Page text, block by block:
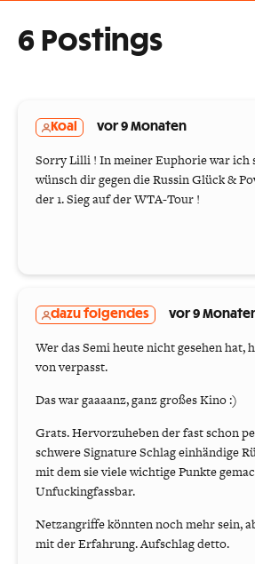
6 Postings
Koal vor 9 Monaten
Sorry Lilli ! In meiner Euphorie war ich
wünsch dir gegen die Russin Glück &
der 1. Sieg auf der WTA-Tour !
dazu folgendes vor 9
Wer das Semi heute nicht gesehen hat,
von verpasst.
Das war gaaaanz, ganz großes Kino :)
Grats. Hervorzuheben der fast schon
schwere Signature Schlag einhändige
mit dem sie viele wichtige Punkte
Unfuckingfassbar.
Netzangriffe könnten noch mehr sein,
mit der Erfahrung. Aufschlag detto.